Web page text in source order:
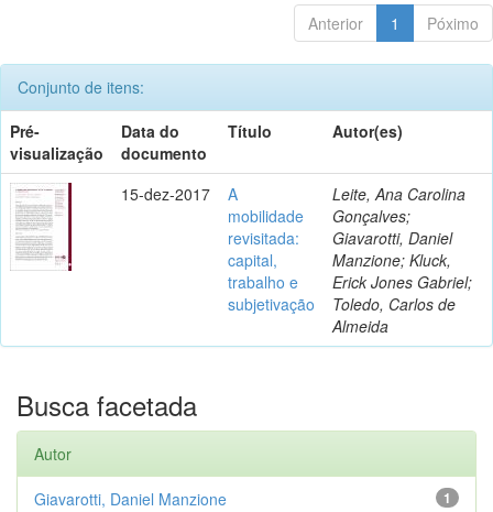
Anterior 1 Póximo
Conjunto de itens:
Pré-
visualização
Data do
documento
Título Autor(es)
15-dez-2017
A
mobilidade
revisitada:
capital,
trabalho e
subjetivação
Leite, Ana Carolina
Gonçalves;
Giavarotti, Daniel
Manzione; Kluck,
Erick Jones Gabriel;
Toledo, Carlos de
Almeida
Busca facetada
Autor
1
Giavarotti, Daniel Manzione